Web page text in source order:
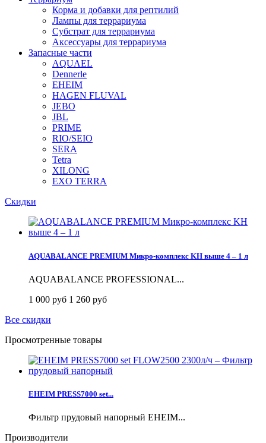
Корма и добавки для рептилий
Лампы для террариума
Субстрат для террариума
Аксессуары для террариума
Запасные части
AQUAEL
Dennerle
EHEIM
HAGEN FLUVAL
JEBO
JBL
PRIME
RIO/SEIO
SERA
Tetra
XILONG
EXO TERRA
Скидки
AQUABALANCE PREMIUM Микро-комплекс KH выше 4 – 1 л
AQUABALANCE PROFESSIONAL...
1 000 руб 1 260 руб
Все скидки
Просмотренные товары
EHEIM PRESS7000 set...
Фильтр прудовый напорный EHEIM...
Производители